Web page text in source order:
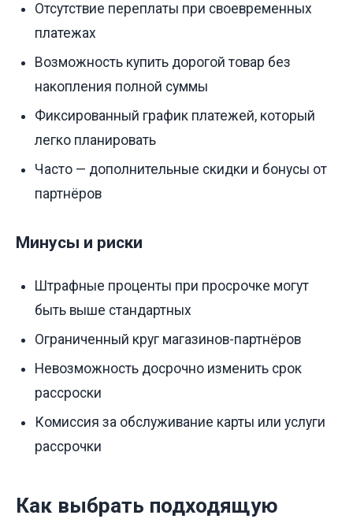
Отсутствие переплаты при своевременных
платежах
Возможность купить дорогой товар без
накопления полной суммы
Фиксированный график платежей, который
легко планировать
Часто — дополнительные скидки и бонусы от
партнёров
Минусы и риски
Штрафные проценты при просрочке могут
быть выше стандартных
Ограниченный круг магазинов-партнёров
Невозможность досрочно изменить срок
рассроски
Комиссия за обслуживание карты или услуги
рассрочки
Как выбрать подходящую